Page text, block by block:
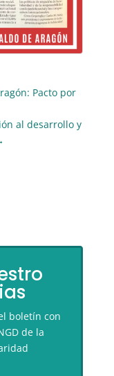
Pacto por
al desarrollo y
boletín con
de la